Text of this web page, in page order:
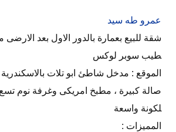
عمرو طه سيد
طيب سوبر لوكس
الموقع : مدخل شاطئ ابو تلات بالاسكندرية
صالة كبيرة ، مطبخ امريكى وغرفة نوم
لكونة واسعة
المميزات :